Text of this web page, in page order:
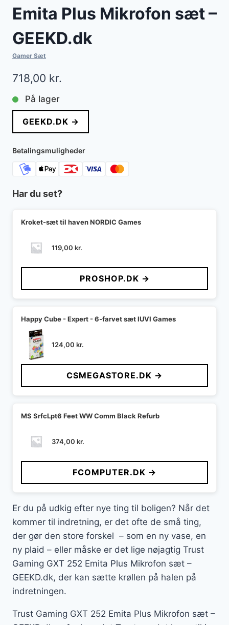
Emita Plus Mikrofon sæt –
GEEKD.dk
Gamer Sæt
718,00 kr.
På lager
GEEKD.DK →
Betalingsmuligheder
Har du set?
Kroket-sæt til haven NORDIC Games
119,00 kr.
PROSHOP.DK →
Happy Cube - Expert - 6-farvet sæt IUVI Games
124,00 kr.
CSMEGASTORE.DK →
MS SrfcLpt6 Feet WW Comm Black Refurb
374,00 kr.
FCOMPUTER.DK →
Er du på udkig efter nye ting til boligen? Når det
kommer til indretning, er det ofte de små ting,
der gør den store forskel – som en ny vase, en
ny plaid – eller måske er det lige nøjagtig Trust
Gaming GXT 252 Emita Plus Mikrofon sæt –
GEEKD.dk, der kan sætte krøllen på halen på
indretningen.
Trust Gaming GXT 252 Emita Plus Mikrofon sæt –